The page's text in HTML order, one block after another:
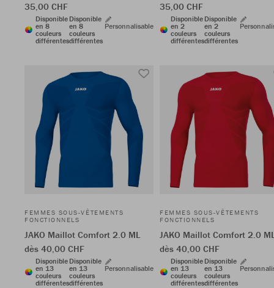
35,00 CHF
Disponible
en 8
couleurs
différentes
Disponible
en 8
couleurs
différentes
Personnalisable
35,00 CHF
Disponible
en 2
couleurs
différentes
Disponible
en 2
couleurs
différentes
FEMMES SOUS-VÊTEMENTS
FONCTIONNELS
JAKO Maillot Comfort 2.0 ML
dès 40,00 CHF
Disponible
en 13
couleurs
différentes
Disponible
en 13
couleurs
différentes
Personnalisable
FEMMES SOUS-VÊTEMENTS
FONCTIONNELS
JAKO Maillot Comfort 2.0
dès 40,00 CHF
Disponible
en 13
couleurs
différentes
Disponible
en 13
couleurs
différentes